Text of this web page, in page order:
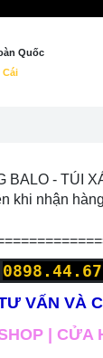
BALO - TÚI
khi nhận hàng
VẤN VÀ
| CỬA
Quốc
Cái